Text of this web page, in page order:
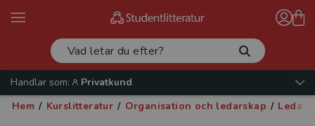
Handlar som:
Privatkund
Hem / Kurslitteratur / Organisation och ledarskap /